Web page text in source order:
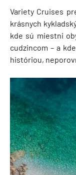
Variety Cruises
krásnych
kde sú miestni
cudzincom – a
históriou,